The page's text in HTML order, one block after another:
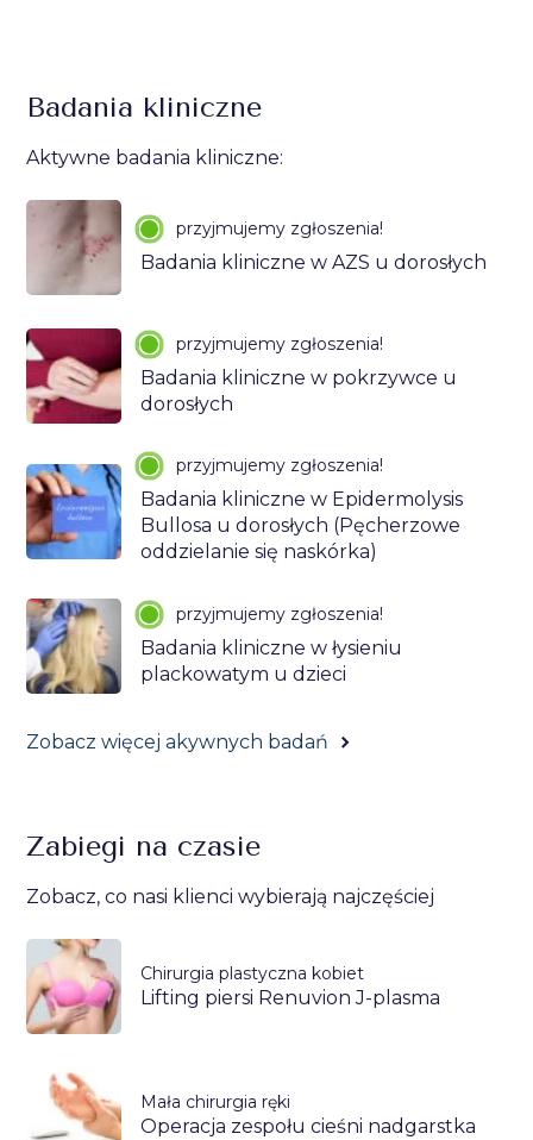
Badania kliniczne
Aktywne badania kliniczne:
przyjmujemy zgłoszenia!
Badania kliniczne w AZS u dorosłych
przyjmujemy zgłoszenia!
Badania kliniczne w pokrzywce u
dorosłych
przyjmujemy zgłoszenia!
Badania kliniczne w Epidermolysis
Bullosa u dorosłych (Pęcherzowe
oddzielanie się naskórka)
przyjmujemy zgłoszenia!
Badania kliniczne w łysieniu
plackowatym u dzieci
Zobacz więcej akywnych badań
Zabiegi na czasie
Zobacz, co nasi klienci wybierają najczęściej
Chirurgia plastyczna kobiet
Lifting piersi Renuvion J-plasma
Mała chirurgia ręki
Operacja zespołu cieśni nadgarstka